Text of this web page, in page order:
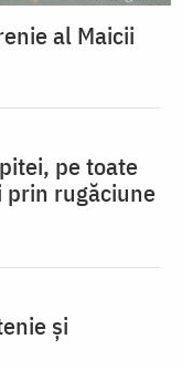
al Maicii
pe toate
rugăciune
și